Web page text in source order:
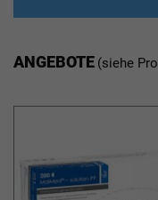
ANGEBOTE (siehe